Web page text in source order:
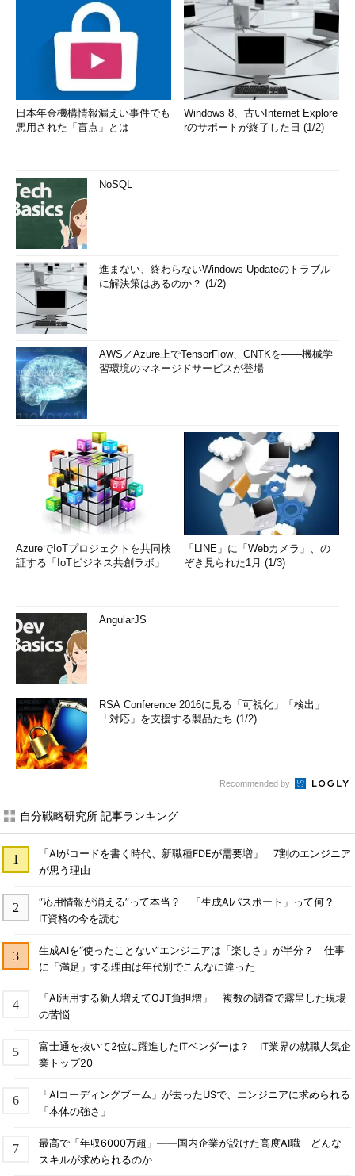
日本年金機構情報漏えい事件でも
悪用された「盲点」とは
Windows 8、古いInternet Explore
rのサポートが終了した日 (1/2)
NoSQL
進まない、終わらないWindows Updateのトラブル
に解決策はあるのか？ (1/2)
AWS／Azure上でTensorFlow、CNTKを――機械学
習環境のマネージドサービスが登場
AzureでIoTプロジェクトを共同検
証する「IoTビジネス共創ラボ」
「LINE」に「Webカメラ」、の
ぞき見られた1月 (1/3)
AngularJS
RSA Conference 2016に見る「可視化」「検出」
「対応」を支援する製品たち (1/2)
Recommended by
自分戦略研究所 記事ランキング
「AIがコードを書く時代、新職種FDEが需要増」 7割のエンジニア
が思う理由
“応用情報が消える”って本当？ 「生成AIパスポート」って何？
IT資格の今を読む
生成AIを“使ったことない”エンジニアは「楽しさ」が半分？ 仕事
に「満足」する理由は年代別でこんなに違った
「AI活用する新人増えてOJT負担増」 複数の調査で露呈した現場
の苦悩
富士通を抜いて2位に躍進したITベンダーは？ IT業界の就職人気企
業トップ20
「AIコーディングブーム」が去ったUSで、エンジニアに求められる
「本体の強さ」
最高で「年収6000万超」――国内企業が設けた高度AI職 どんな
スキルが求められるのか